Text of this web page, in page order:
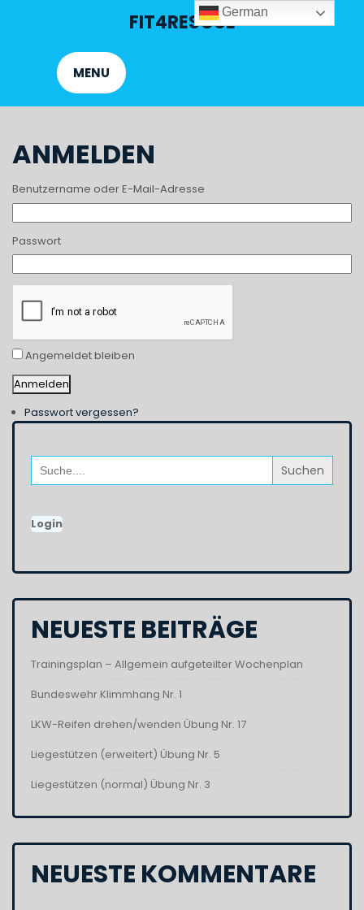
FIT4RESCUE
MENU
ANMELDEN
Benutzername oder E-Mail-Adresse
Passwort
Angemeldet bleiben
Anmelden
Passwort vergessen?
Search
for:
Login
NEUESTE BEITRÄGE
Trainingsplan – Allgemein aufgeteilter Wochenplan
Bundeswehr Klimmhang Nr. 1
LKW-Reifen drehen/wenden Übung Nr. 17
Liegestützen (erweitert) Übung Nr. 5
Liegestützen (normal) Übung Nr. 3
NEUESTE KOMMENTARE
German